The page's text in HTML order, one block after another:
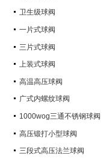
卫生级球阀
一片式球阀
三片式球阀
上装式球阀
高温高压球阀
广式内螺纹球阀
1000wog三通不锈钢球阀
高压锻打小型球阀
三段式高压法兰球阀